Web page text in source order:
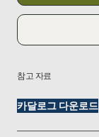
참고 자료
카달로그 다운로드